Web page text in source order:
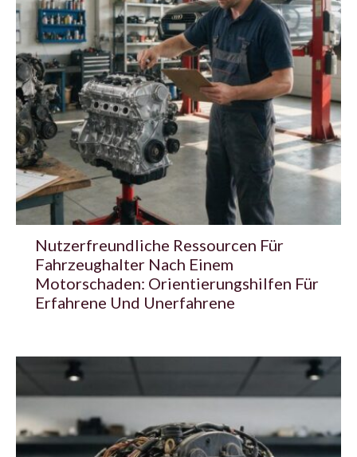
Nutzerfreundliche Ressourcen Für
Fahrzeughalter Nach Einem
Motorschaden: Orientierungshilfen Für
Erfahrene Und Unerfahrene